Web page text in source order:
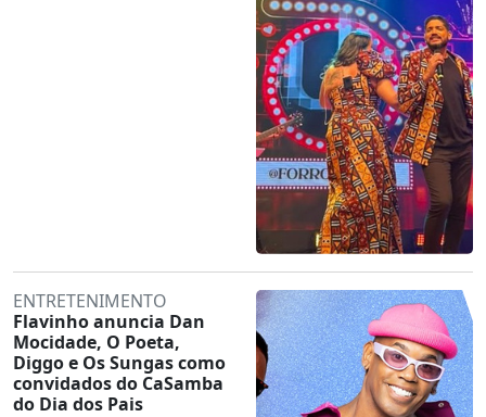
ENTRETENIMENTO
Flavinho anuncia Dan
Mocidade, O Poeta,
Diggo e Os Sungas como
convidados do CaSamba
do Dia dos Pais